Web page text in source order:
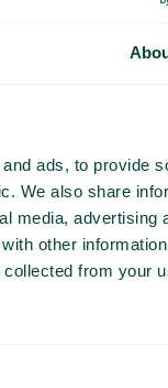
ads, to provide
We also share
media, advertising
other
collected from your
vous surfez en
consommé
et avez la